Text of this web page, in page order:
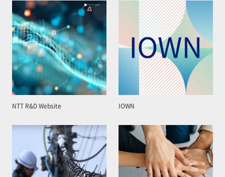
NTT R&D Website IOWN